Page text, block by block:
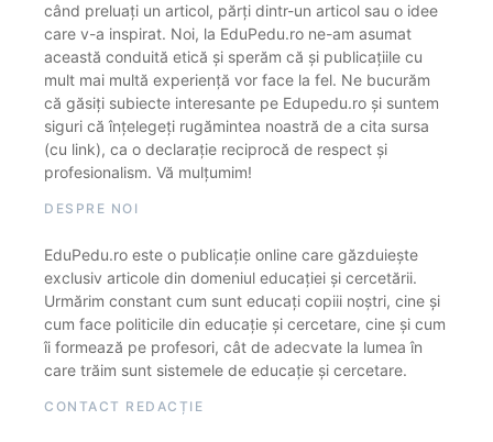
când preluați un articol, părți dintr-un articol sau o idee
care v-a inspirat. Noi, la EduPedu.ro ne-am asumat
această conduită etică și sperăm că și publicațiile cu
mult mai multă experiență vor face la fel. Ne bucurăm
că găsiți subiecte interesante pe Edupedu.ro și suntem
siguri că înțelegeți rugămintea noastră de a cita sursa
(cu link), ca o declarație reciprocă de respect și
profesionalism. Vă mulțumim!
DESPRE NOI
EduPedu.ro este o publicație online care găzduiește
exclusiv articole din domeniul educației și cercetării.
Urmărim constant cum sunt educați copiii noștri, cine și
cum face politicile din educație și cercetare, cine și cum
îi formează pe profesori, cât de adecvate la lumea în
care trăim sunt sistemele de educație și cercetare.
CONTACT REDACȚIE